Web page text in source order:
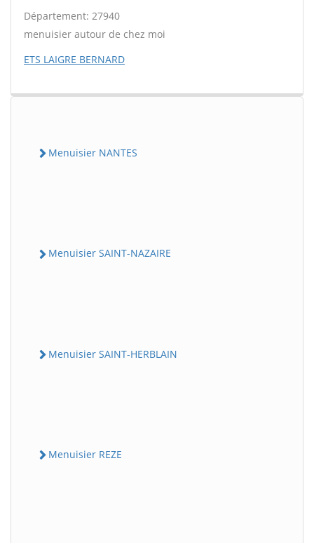
Département: 27940
menuisier autour de chez moi
ETS LAIGRE BERNARD
Menuisier NANTES
Menuisier SAINT-NAZAIRE
Menuisier SAINT-HERBLAIN
Menuisier REZE